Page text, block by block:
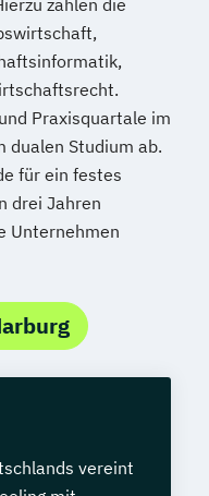
zählen die
Praxisquartale im
dualen Studium ab.
für ein festes
drei Jahren
Unternehmen
vereint